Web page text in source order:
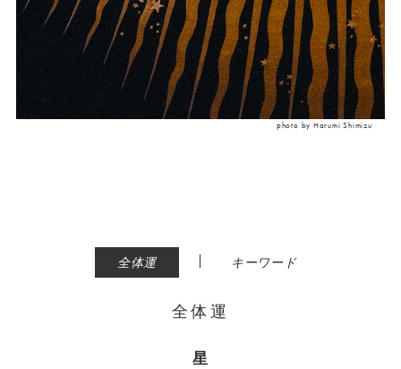
photo by Harumi Shimizu
全体運 | キーワード
全体運
星